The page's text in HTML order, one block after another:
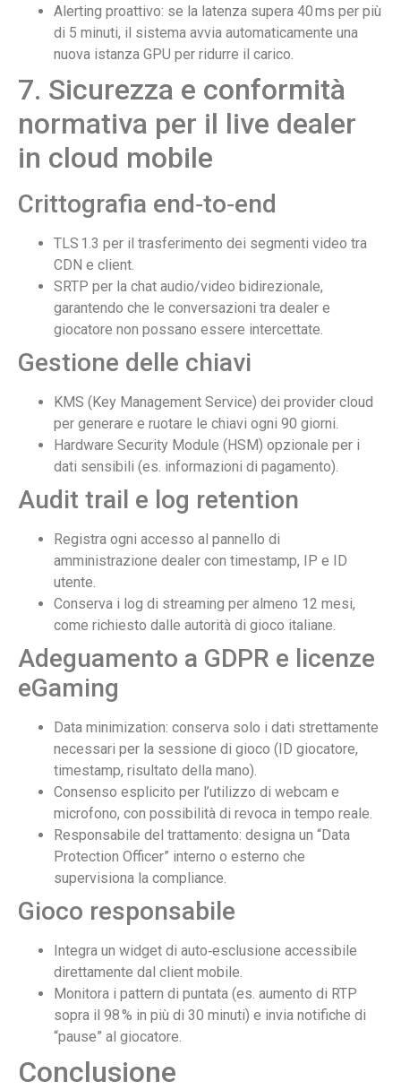
Alerting proattivo: se la latenza supera 40 ms per più
di 5 minuti, il sistema avvia automaticamente una
nuova istanza GPU per ridurre il carico.
7. Sicurezza e conformità
normativa per il live dealer
in cloud mobile
Crittografia end‑to‑end
TLS 1.3 per il trasferimento dei segmenti video tra
CDN e client.
SRTP per la chat audio/video bidirezionale,
garantendo che le conversazioni tra dealer e
giocatore non possano essere intercettate.
Gestione delle chiavi
KMS (Key Management Service) dei provider cloud
per generare e ruotare le chiavi ogni 90 giorni.
Hardware Security Module (HSM) opzionale per i
dati sensibili (es. informazioni di pagamento).
Audit trail e log retention
Registra ogni accesso al pannello di
amministrazione dealer con timestamp, IP e ID
utente.
Conserva i log di streaming per almeno 12 mesi,
come richiesto dalle autorità di gioco italiane.
Adeguamento a GDPR e licenze
eGaming
Data minimization: conserva solo i dati strettamente
necessari per la sessione di gioco (ID giocatore,
timestamp, risultato della mano).
Consenso esplicito per l’utilizzo di webcam e
microfono, con possibilità di revoca in tempo reale.
Responsabile del trattamento: designa un “Data
Protection Officer” interno o esterno che
supervisiona la compliance.
Gioco responsabile
Integra un widget di auto‑esclusione accessibile
direttamente dal client mobile.
Monitora i pattern di puntata (es. aumento di RTP
sopra il 98 % in più di 30 minuti) e invia notifiche di
“pause” al giocatore.
Conclusione